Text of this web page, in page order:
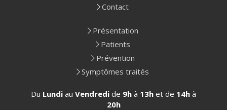
Contact
Présentation
Patients
Prévention
Symptômes traités
Du Lundi au Vendredi de 9h à 13h et de 14h à
20h